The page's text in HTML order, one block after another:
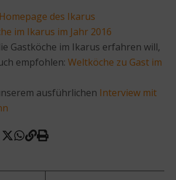
Homepage des Ikarus
im Ikarus im Jahr 2016
Gastköche im Ikarus erfahren will,
empfohlen: Weltköche zu Gast im
ausführlichen Interview mit